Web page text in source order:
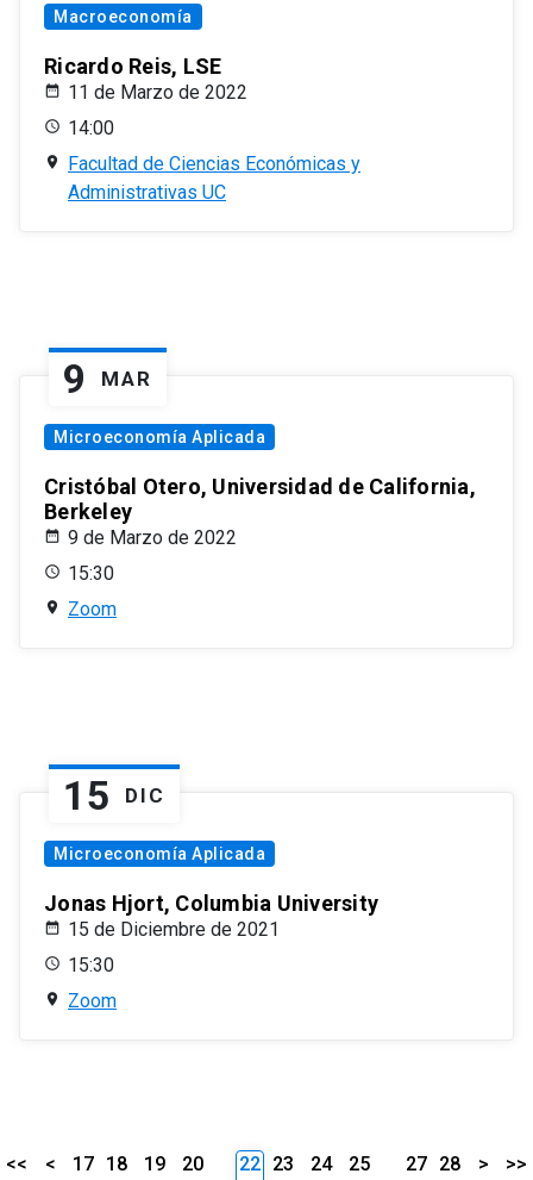
Macroeconomía
Ricardo Reis, LSE
11 de Marzo de 2022
14:00
Facultad de Ciencias Económicas y
Administrativas UC
9 MAR
Microeconomía Aplicada
Cristóbal Otero, Universidad de California,
Berkeley
9 de Marzo de 2022
15:30
Zoom
15 DIC
Microeconomía Aplicada
Jonas Hjort, Columbia University
15 de Diciembre de 2021
15:30
Zoom
<< < 17 18 19
20
22 23 24
25
27 28 > >>